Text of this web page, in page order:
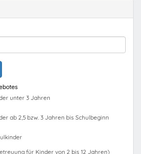
unter 3 Jahren
ab 2,5 bzw. 3 Jahren bis Schulbeginn
für Kinder von 2 bis 12 Jahren)